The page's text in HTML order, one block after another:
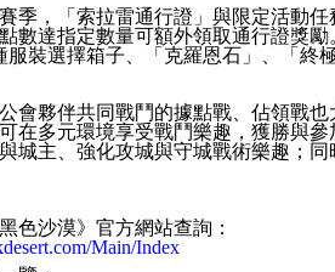
季，「索拉雷通行證」與限定活動
數達指定數量可額外領取通行證獎
服裝選擇箱子、「克羅恩石」、「終
會夥伴共同戰鬥的據點戰、佔領戰
在多元環境享受戰鬥樂趣，獲勝與
城主、強化攻城與守城戰術樂趣；
色沙漠》官方網站查詢：
Main/Index